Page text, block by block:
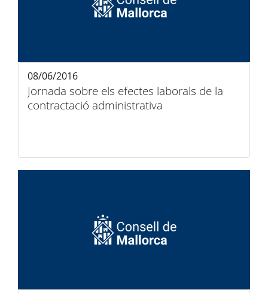
Jornada sobre els efectes laborals de la
contractació administrativa
08/06/2016